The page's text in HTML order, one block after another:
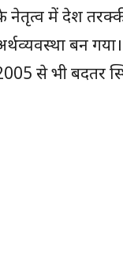
नेतृत्व में देश
बन
से भी बदतर